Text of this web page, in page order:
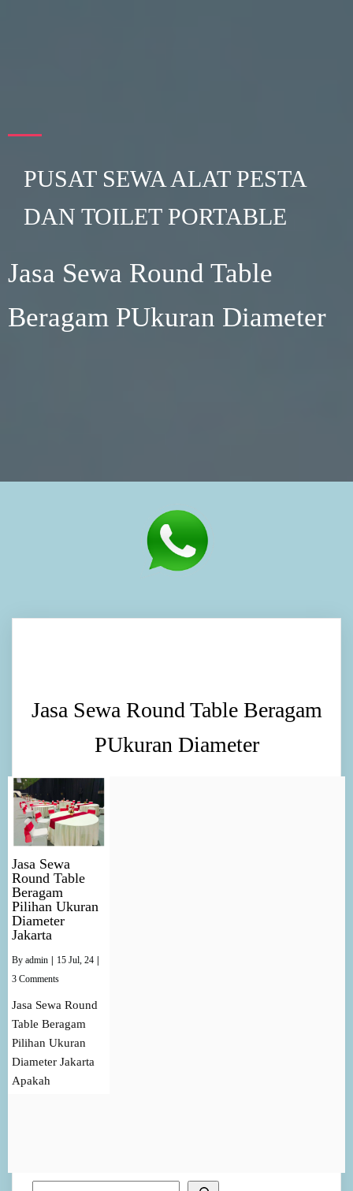
PUSAT SEWA ALAT PESTA
DAN TOILET PORTABLE
Jasa Sewa Round Table
Beragam PUkuran Diameter
Jasa Sewa Round Table Beragam
PUkuran Diameter
Jasa Sewa
Round Table
Beragam
Pilihan Ukuran
Diameter
Jakarta
By admin 15 Jul, 24
3 Comments
Jasa Sewa Round
Table Beragam
Pilihan Ukuran
Diameter Jakarta
Apakah